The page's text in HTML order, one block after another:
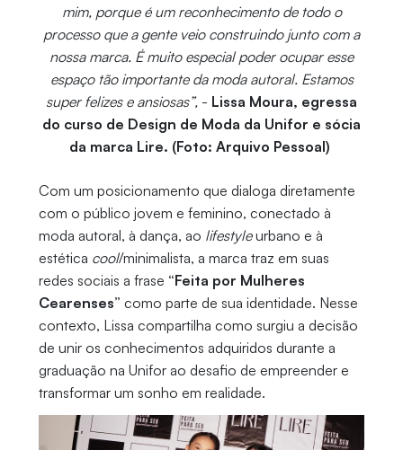
mim, porque é um reconhecimento de todo o
processo que a gente veio construindo junto com a
nossa marca. É muito especial poder ocupar esse
espaço tão importante da moda autoral. Estamos
super felizes e ansiosas”, - Lissa Moura, egressa
do curso de Design de Moda da Unifor e sócia
da marca Lire. (Foto: Arquivo Pessoal)
Com um posicionamento que dialoga diretamente
com o público jovem e feminino, conectado à
moda autoral, à dança, ao lifestyleurbano e à
estética cool/minimalista, a marca traz em suas
redes sociais a frase “Feita por Mulheres
Cearenses” como parte de sua identidade. Nesse
contexto, Lissa compartilha como surgiu a decisão
de unir os conhecimentos adquiridos durante a
graduação na Unifor ao desafio de empreender e
transformar um sonho em realidade.